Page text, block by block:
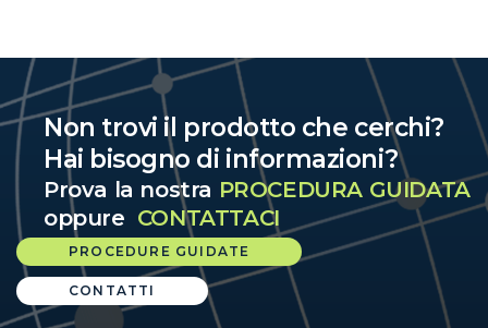
Non trovi il prodotto che cerchi?
Hai bisogno di informazioni?
Prova la nostra PROCEDURA GUIDATA
oppure CONTATTACI
PROCEDURE GUIDATE
CONTATTI